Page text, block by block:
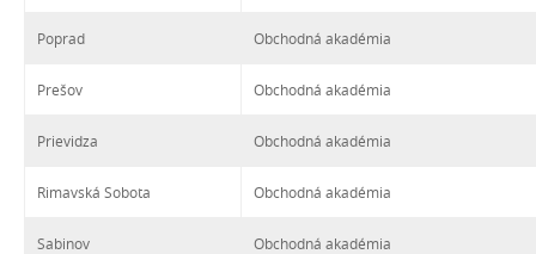
Poprad Obchodná akadémia
Prešov Obchodná akadémia
Prievidza Obchodná akadémia
Rimavská Sobota Obchodná akadémia
Sabinov Obchodná akadémia